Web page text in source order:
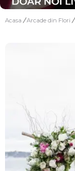
Acasa / Arcade din Flori /